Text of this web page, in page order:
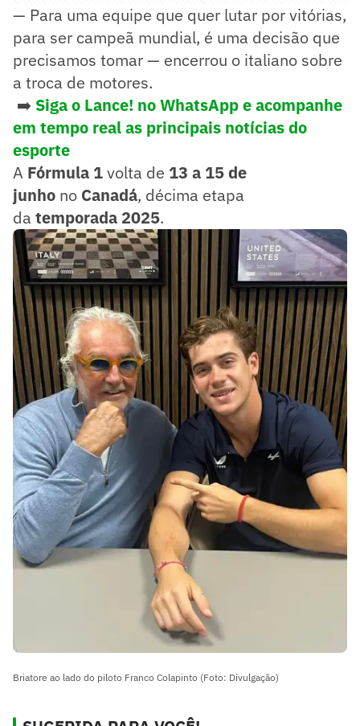
— Para uma equipe que quer lutar por vitórias,
para ser campeã mundial, é uma decisão que
precisamos tomar — encerrou o italiano sobre
a troca de motores.
➡️ Siga o Lance! no WhatsApp e acompanhe
em tempo real as principais notícias do
esporte
A Fórmula 1volta de 13 a 15 de
junho no Canadá, décima etapa
da temporada 2025.
Briatore ao lado do piloto Franco Colapinto (Foto: Divulgação)